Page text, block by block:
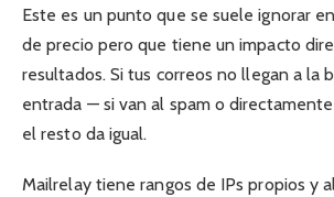
Este es un punto que se suele ignorar
de precio pero que tiene un impacto
resultados. Si tus correos no llegan a la
entrada — si van al spam o
el resto da igual.
Mailrelay tiene rangos de IPs propios y